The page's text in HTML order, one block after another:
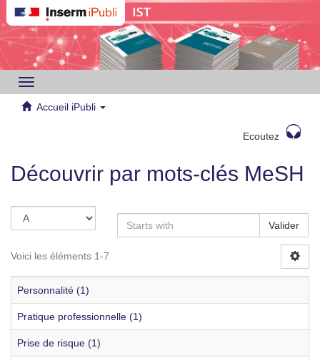
Toggle
navigation
Accueil iPubli
Ecoutez
Découvrir par mots-clés MeSH
Valider
Voici les éléments 1-7
Personnalité (1)
Pratique professionnelle (1)
Prise de risque (1)